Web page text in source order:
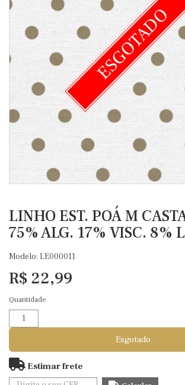
ESGOTADO
LINHO EST. POÁ M
75% ALG. 17% VISC. 8%
Modelo: LE000011
R$ 22,99
Quantidade
Esgotado
Estimar frete